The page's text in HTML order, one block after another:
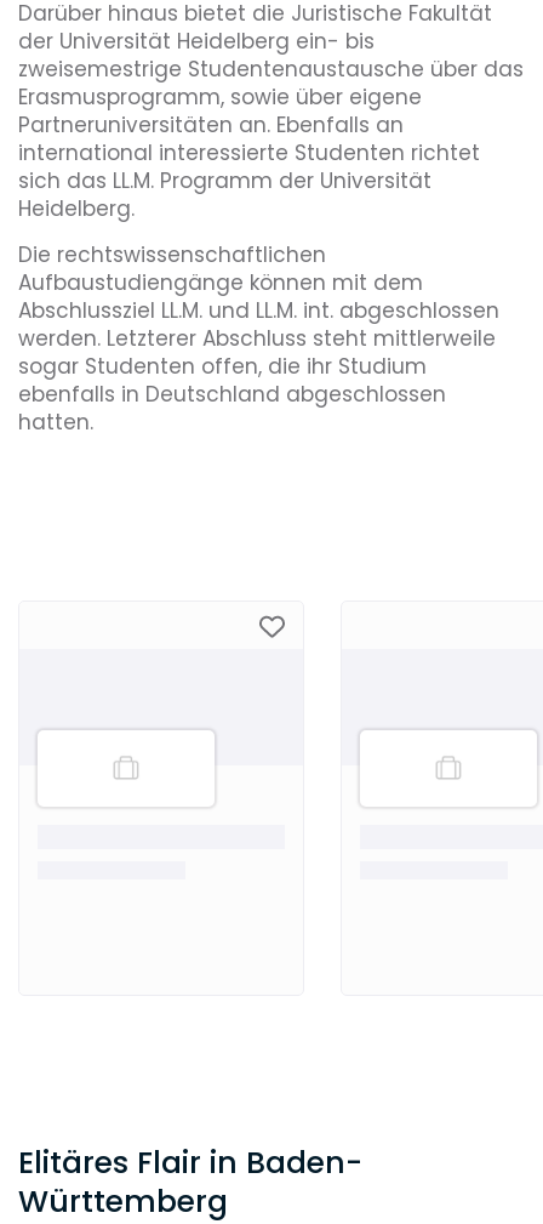
Darüber hinaus bietet die Juristische Fakultät
der Universität Heidelberg ein- bis
zweisemestrige Studentenaustausche über das
Erasmusprogramm, sowie über eigene
Partneruniversitäten an. Ebenfalls an
international interessierte Studenten richtet
sich das LL.M. Programm der Universität
Heidelberg.
Die rechtswissenschaftlichen
Aufbaustudiengänge können mit dem
Abschlussziel LL.M. und LL.M. int. abgeschlossen
werden. Letzterer Abschluss steht mittlerweile
sogar Studenten offen, die ihr Studium
ebenfalls in Deutschland abgeschlossen
hatten.
Elitäres Flair in Baden-
Württemberg